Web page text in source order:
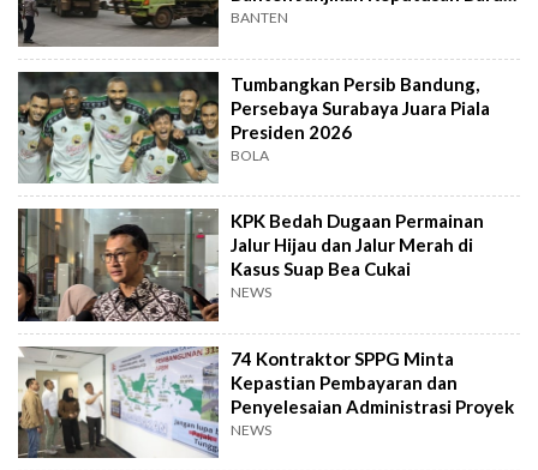
Hari Lagi
BANTEN
Tumbangkan Persib Bandung,
Persebaya Surabaya Juara Piala
Presiden 2026
BOLA
KPK Bedah Dugaan Permainan
Jalur Hijau dan Jalur Merah di
Kasus Suap Bea Cukai
NEWS
74 Kontraktor SPPG Minta
Kepastian Pembayaran dan
Penyelesaian Administrasi Proyek
NEWS